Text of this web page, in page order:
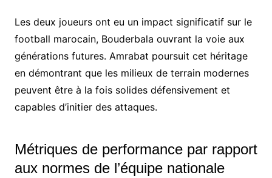
Les deux joueurs ont eu un impact significatif sur le
football marocain, Bouderbala ouvrant la voie aux
générations futures. Amrabat poursuit cet héritage
en démontrant que les milieux de terrain modernes
peuvent être à la fois solides défensivement et
capables d’initier des attaques.
Métriques de performance par rapport
aux normes de l’équipe nationale